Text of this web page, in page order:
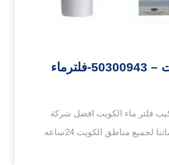
فلترماء الكويت – 50300943-فلترماء
فلتر ماء الكويت افضل شركة
توصيل وتركيب خدماتنا لجميع مناطق الكويت 24ساعه